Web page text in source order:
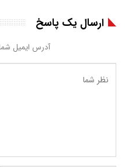
ارسال یک پاسخ
آدرس ایمیل